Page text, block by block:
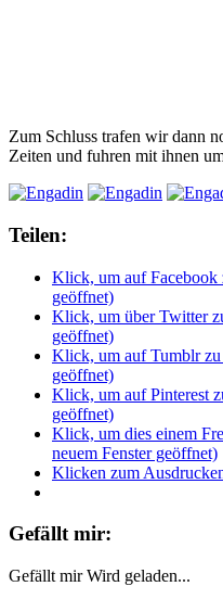
Zum Schluss trafen wir dann
Zeiten und fuhren mit ihnen
Teilen:
Klick, um auf Facebook
geöffnet)
Klick, um über Twitter
geöffnet)
Klick, um auf Tumblr zu
geöffnet)
Klick, um auf Pinterest
geöffnet)
Klick, um dies einem
neuem Fenster geöffnet)
Klicken zum
Gefällt mir:
Gefällt mir Wird geladen...